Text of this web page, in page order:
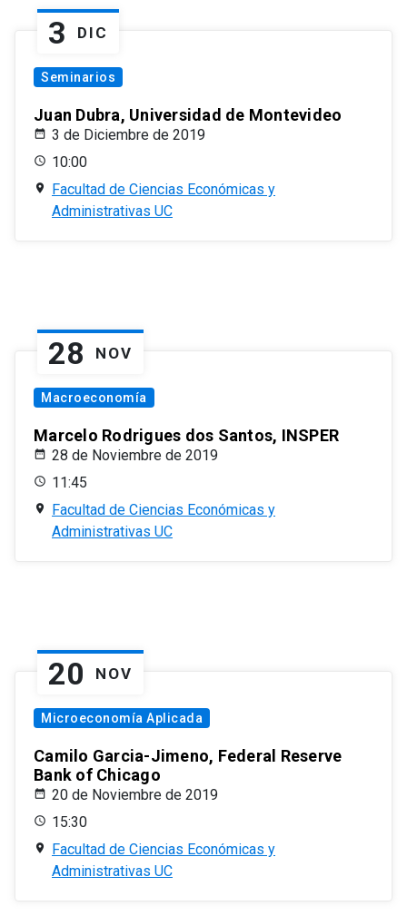
3 DIC
Seminarios
Juan Dubra, Universidad de Montevideo
3 de Diciembre de 2019
10:00
Facultad de Ciencias Económicas y
Administrativas UC
28 NOV
Macroeconomía
Marcelo Rodrigues dos Santos, INSPER
28 de Noviembre de 2019
11:45
Facultad de Ciencias Económicas y
Administrativas UC
20 NOV
Microeconomía Aplicada
Camilo Garcia-Jimeno, Federal Reserve
Bank of Chicago
20 de Noviembre de 2019
15:30
Facultad de Ciencias Económicas y
Administrativas UC